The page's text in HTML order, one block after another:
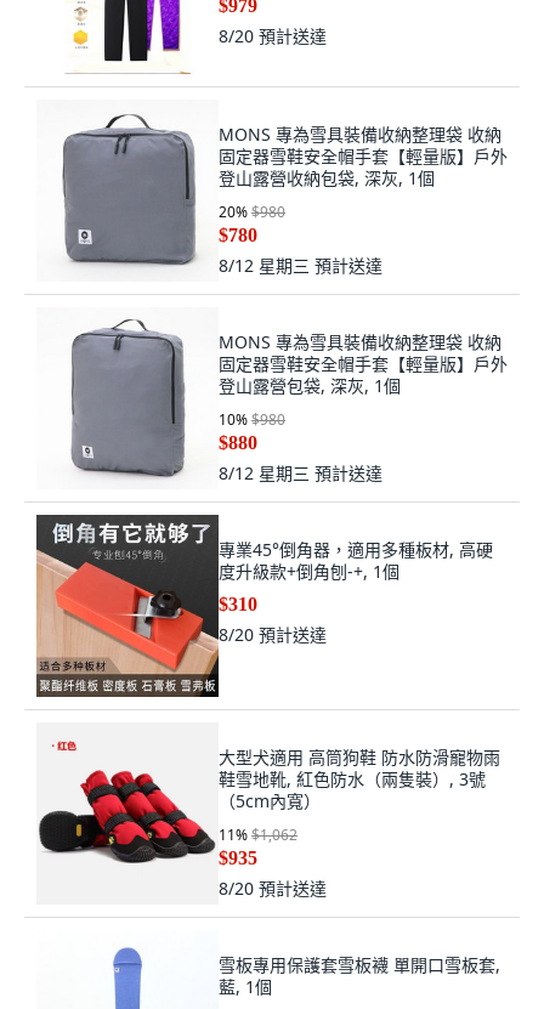
$979
8/20 預計送達
MONS 專為雪具裝備收納整理袋 收納
固定器雪鞋安全帽手套【輕量版】戶外
登山露營收納包袋, 深灰, 1個
20%$980
$780
8/12 星期三 預計送達
MONS 專為雪具裝備收納整理袋 收納
固定器雪鞋安全帽手套【輕量版】戶外
登山露營包袋, 深灰, 1個
10%$980
$880
8/12 星期三 預計送達
專業45°倒角器，適用多種板材, 高硬
度升級款+倒角刨-+, 1個
$310
8/20 預計送達
大型犬適用 高筒狗鞋 防水防滑寵物雨
鞋雪地靴, 紅色防水（兩隻裝）, 3號
（5cm內寬）
11%$1,062
$935
8/20 預計送達
雪板專用保護套雪板襪 單開口雪板套,
藍, 1個